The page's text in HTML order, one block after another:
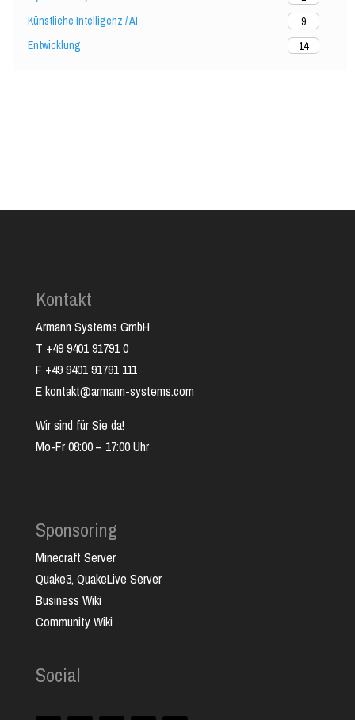
Künstliche Intelligenz / AI
9
Entwicklung
14
Kontakt
Armann Systems GmbH
T +49 9401 91791 0
F +49 9401 91791 111
E kontakt@armann-systems.com
Wir sind für Sie da!
Mo-Fr 08:00 – 17:00 Uhr
Sponsoring
Minecraft Server
Quake3, QuakeLive Server
Business Wiki
Community Wiki
Social